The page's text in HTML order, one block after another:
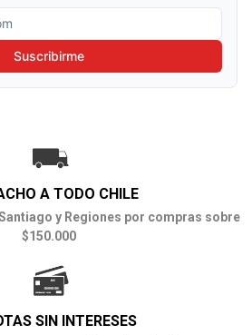
Suscribirme
A TODO CHILE
y Regiones por compras sobre
$150.000
SIN INTERESES